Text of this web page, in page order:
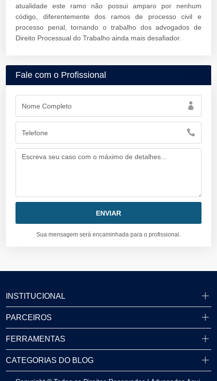
atualidade este ramo não possui amparo por nenhum
código, diferentemente dos ramos de processo civil e
processo penal, tornando o trabalho dos advogados de
Direito Processual do Trabalho ainda mais desafiador.
Fale com o Profissional
Sua mensagem será encaminhada para o profissional.
INSTITUCIONAL
PARCEIROS
FERRAMENTAS
CATEGORIAS DO BLOG